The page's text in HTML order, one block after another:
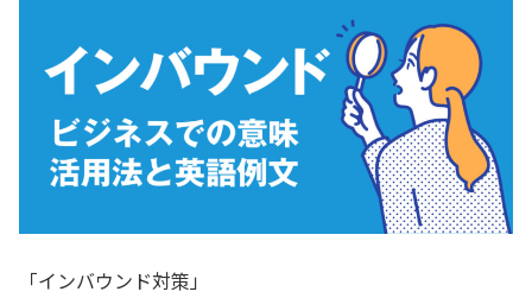
「インバウンド対策」